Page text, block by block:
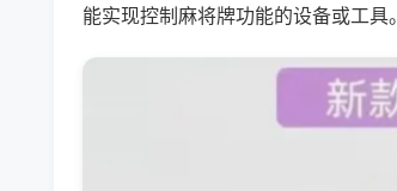
能实现控制麻将牌功能的设备或工具。